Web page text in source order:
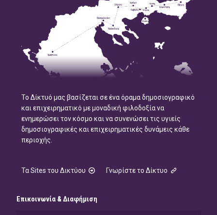
Το Δίκτυό μας βασίζεται σε ένα όραμα δημοσιογραφικό
και επιχειρηματικό με μοναδική φιλοδοξία να
ενημερώσει τον κόσμο και να συνενώσει τις υγιείς
δημοσιογραφικές και επιχειρηματικές δυνάμεις κάθε
περιοχής.
Τα Sites του Δικτύου Γνωρίστε το Δίκτυο
Επικοινωνία & Διαφήμιση